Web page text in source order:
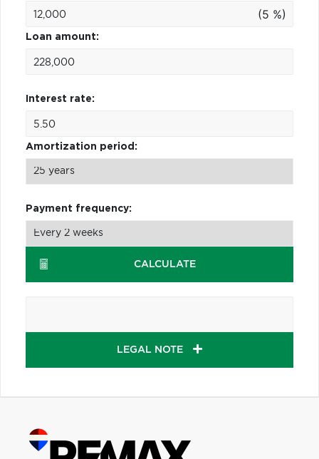
(5 %)
Loan amount:
Interest rate:
Amortization period:
Payment frequency:
CALCULATE
LEGAL NOTE